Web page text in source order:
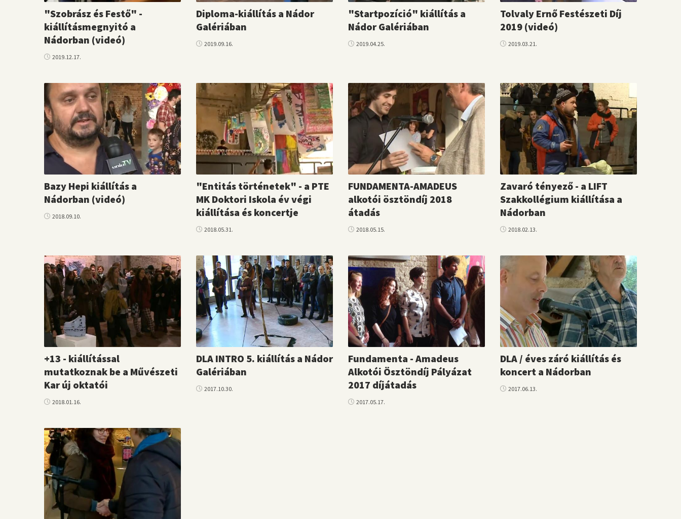
"Szobrász és Festő" -
kiállításmegnyitó a
Nádorban (videó)
2019.12.17.
Diploma-kiállítás a Nádor
Galériában
2019.09.16.
"Startpozíció" kiállítás a
Nádor Galériában
2019.04.25.
Tolvaly Ernő Festészeti Díj
2019 (videó)
2019.03.21.
Bazy Hepi kiállítás a
Nádorban (videó)
2018.09.10.
"Entitás történetek" - a PTE
MK Doktori Iskola év végi
kiállítása és koncertje
2018.05.31.
FUNDAMENTA-AMADEUS
alkotói ösztöndíj 2018
átadás
2018.05.15.
Zavaró tényező - a LIFT
Szakkollégium kiállítása a
Nádorban
2018.02.13.
+13 - kiállítással
mutatkoznak be a Művészeti
Kar új oktatói
2018.01.16.
DLA INTRO 5. kiállítás a Nádor
Galériában
2017.10.30.
Fundamenta - Amadeus
Alkotói Ösztöndíj Pályázat
2017 díjátadás
2017.05.17.
DLA / éves záró kiállítás és
koncert a Nádorban
2017.06.13.